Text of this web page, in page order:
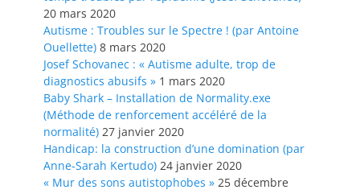
20 mars 2020
Autisme : Troubles sur le Spectre ! (par Antoine
Ouellette) 8 mars 2020
Josef Schovanec : « Autisme adulte, trop de
diagnostics abusifs » 1 mars 2020
Baby Shark – Installation de Normality.exe
(Méthode de renforcement accéléré de la
normalité) 27 janvier 2020
Handicap: la construction d’une domination (par
Anne-Sarah Kertudo) 24 janvier 2020
« Mur des sons autistophobes » 25 décembre